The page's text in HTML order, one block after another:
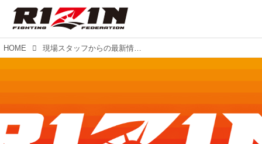
HOME 現場スタッフからの最新情報も盛りだくさん！Instagramはじめました！